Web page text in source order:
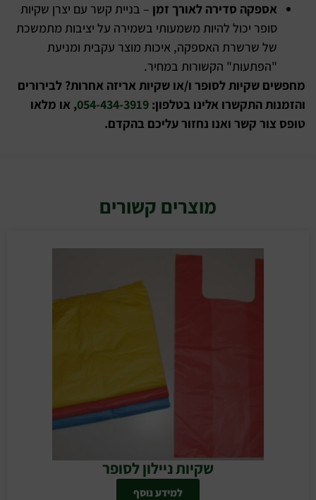
אספקה סדירה לאורך זמן – בניית קשר עם יצרן שקיות
סופר יכול להיות משמעותי בשמירה על יציבות מתמשכת
של שרשרת האספקה, איכות מוצר עקבית ומניעת
"הפתעות" הקשורות במחיר.
מחפשים שקיות לסופר ו/או שקיות אריזה אחרות? לבירורים
והזמנות התקשרו אלינו בטלפון: 054-434-3919, או מלאו
טופס צור קשר ואנו נחזור עליכם בהקדם.
מוצרים קשורים
שקיות ניילון לסופר
למידע נוסף